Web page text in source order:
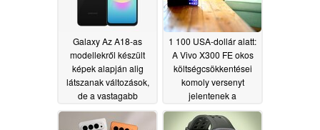
Galaxy Az A18-as
modellekről készült
képek alapján alig
látszanak változások,
de a vastagabb
készülékház egy
nagyobb
1 100 USA-dollár alatt:
A Vivo X300 FE okos
költségcsökkentései
komoly versenyt
jelentenek a
csúcskategóriás
telefonok számára